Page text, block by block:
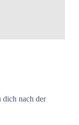
dich nach der